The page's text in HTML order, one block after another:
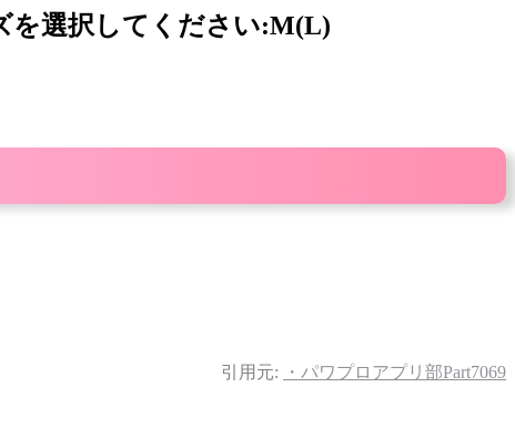
を選択してください:M(L)
引用元: ・パワプロアプリ部Part7069